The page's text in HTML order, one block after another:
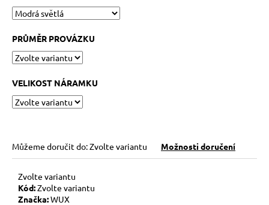
PRŮMĚR PROVÁZKU
VELIKOST NÁRAMKU
Můžeme doručit do:Zvolte variantu Možnosti doručení
Zvolte variantu
Kód:Zvolte variantu
Značka:WUX
HEMATITOVÉ
SRDÍČKO
–
PORVÁZKOVÝ
NÁRAMEK
169
Kč
Původně:
210